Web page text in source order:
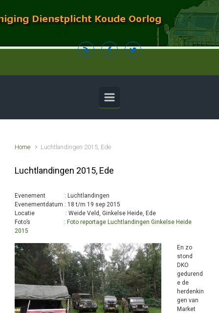
Home Luchtlandingen 2015, Ede
Luchtlandingen 2015, Ede
Evenement : Luchtlandingen
Evenementdatum : 18 t/m 19 sep 2015
Locatie : Weide Veld, Ginkelse Heide, Ede
Foto’s : Foto reportage Luchtlandingen Ginkelse Heide
2015
En zo
stond
DKO
gedurend
e de
herdenkin
gen van
Market